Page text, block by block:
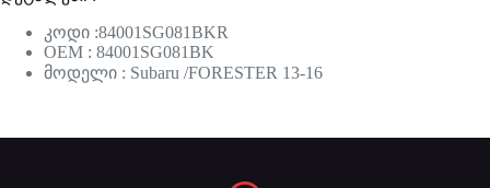
კოდი :84001SG081BKR
OEM : 84001SG081BK
მოდელი : Subaru /FORESTER 13-16